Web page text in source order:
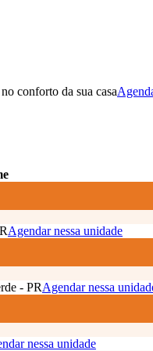
conforto da sua casa
Agendar nessa unidade
- PRAgendar nessa
nessa unidade